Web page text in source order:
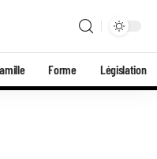
Forme Législation